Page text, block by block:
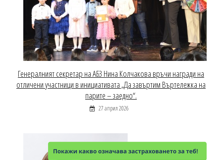
Генералният секретар на АБЗ Нина Колчакова връчи награди на
отличени участници в инициативата „Да завъртим Въртележка на
парите – заедно“.
27 април 2026